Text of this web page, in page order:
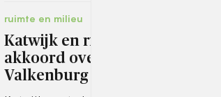
ruimte en milieu
Katwijk en rijk
akkoord over
Valkenburg